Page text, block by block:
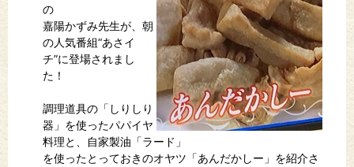
の
嘉陽かずみ先生が、朝
の人気番組“あさイ
チ”に登場されまし
た！
調理道具の「しりしり
器」を使ったパパイヤ
料理と、自家製油「ラード」
を使ったとっておきのオヤツ「あんだかしー」を紹介さ